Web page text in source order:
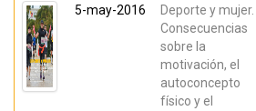
5-may-2016
Deporte y mujer.
Consecuencias
sobre la
motivación, el
autoconcepto
físico y el